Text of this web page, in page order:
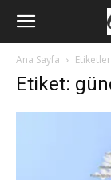
Ana Sayfa Etiketler
Etiket: